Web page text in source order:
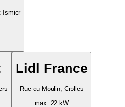
Ismier
Lidl France
Rue du Moulin, Crolles
max. 22 kW